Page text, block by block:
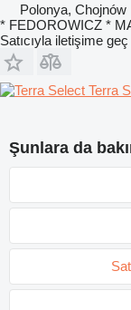
Polonya, Chojnów
* FEDOROWICZ *
Satıcıyla iletişime geç
Terra
Şunlara da